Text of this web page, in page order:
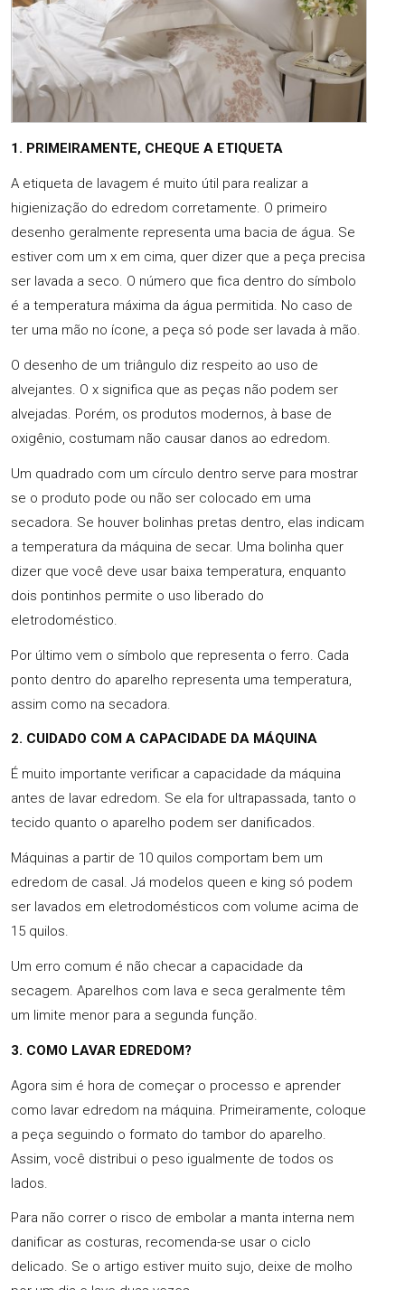
1. PRIMEIRAMENTE, CHEQUE A ETIQUETA
A etiqueta de lavagem é muito útil para realizar a
higienização do edredom corretamente. O primeiro
desenho geralmente representa uma bacia de água. Se
estiver com um x em cima, quer dizer que a peça precisa
ser lavada a seco. O número que fica dentro do símbolo
é a temperatura máxima da água permitida. No caso de
ter uma mão no ícone, a peça só pode ser lavada à mão.
O desenho de um triângulo diz respeito ao uso de
alvejantes. O x significa que as peças não podem ser
alvejadas. Porém, os produtos modernos, à base de
oxigênio, costumam não causar danos ao edredom.
Um quadrado com um círculo dentro serve para mostrar
se o produto pode ou não ser colocado em uma
secadora. Se houver bolinhas pretas dentro, elas indicam
a temperatura da máquina de secar. Uma bolinha quer
dizer que você deve usar baixa temperatura, enquanto
dois pontinhos permite o uso liberado do
eletrodoméstico.
Por último vem o símbolo que representa o ferro. Cada
ponto dentro do aparelho representa uma temperatura,
assim como na secadora.
2. CUIDADO COM A CAPACIDADE DA MÁQUINA
É muito importante verificar a capacidade da máquina
antes de lavar edredom. Se ela for ultrapassada, tanto o
tecido quanto o aparelho podem ser danificados.
Máquinas a partir de 10 quilos comportam bem um
edredom de casal. Já modelos queen e king só podem
ser lavados em eletrodomésticos com volume acima de
15 quilos.
Um erro comum é não checar a capacidade da
secagem. Aparelhos com lava e seca geralmente têm
um limite menor para a segunda função.
3. COMO LAVAR EDREDOM?
Agora sim é hora de começar o processo e aprender
como lavar edredom na máquina. Primeiramente, coloque
a peça seguindo o formato do tambor do aparelho.
Assim, você distribui o peso igualmente de todos os
lados.
Para não correr o risco de embolar a manta interna nem
danificar as costuras, recomenda-se usar o ciclo
delicado. Se o artigo estiver muito sujo, deixe de molho